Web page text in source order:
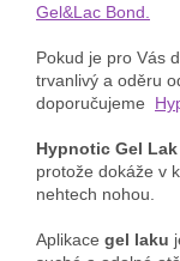
Gel&Lac Bond.
Pokud je pro Vás
trvanlivý a oděru
doporučujeme
Hypnotic Gel Lak
protože dokáže v
nehtech nohou.
Aplikace gel laku